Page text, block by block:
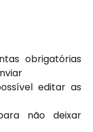
obrigatórias
editar as
não deixar